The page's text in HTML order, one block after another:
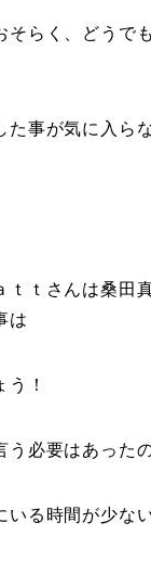
そらく、どうで
た事が気に入ら
ｔｔさんは桑田
は
！
う必要はあった
いる時間が少な